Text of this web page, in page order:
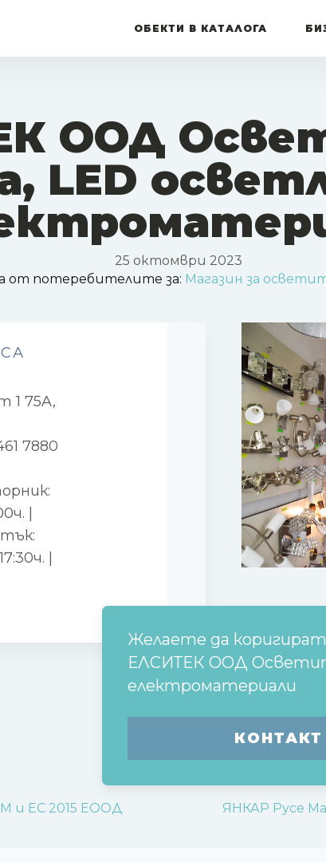
ОБЕКТИ В КАТАЛОГА
ООД
LED
25 октомври 2023
от потеребителите за: Магазин за
1 75A,
7880
|
|
Желаете да
ЕЛСИТЕК ООД
електроматериали
и ЕС 2015 ЕООД ЯНКАР Русе